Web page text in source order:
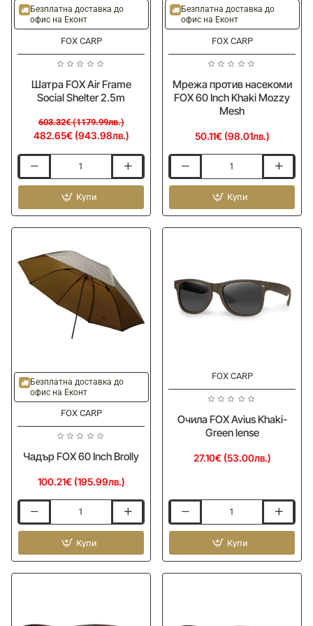
-20%
Безплатна доставка до
офис на Еконт
FOX CARP
Шатра FOX Air Frame
Social Shelter 2.5m
482.65€ (943.98лв.)
603.32€ (1179.99лв.)
FOX
Frame
Social
Купи
Безплатна доставка до
офис на Еконт
FOX CARP
Мрежа против насекоми
FOX 60 Inch Khaki Mozzy
Mesh
50.11€ (98.01лв.)
против
насекоми
FOX
60
Mesh
Купи
Безплатна доставка до
офис на Еконт
FOX CARP
Чадър FOX 60 Inch Brolly
100.21€ (195.99лв.)
FOX
Inch
Brolly
Купи
FOX CARP
Очила FOX Avius Khaki-
Green lense
27.10€ (53.00лв.)
FOX
Khaki-
Green
Купи